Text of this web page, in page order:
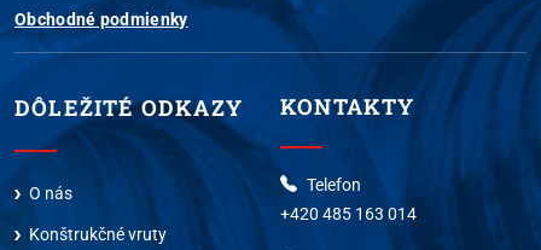
Obchodné podmienky
DÔLEŽITÉ ODKAZY
O nás
Konštrukčné vruty
KONTAKTY
Telefon
+420 485 163 014